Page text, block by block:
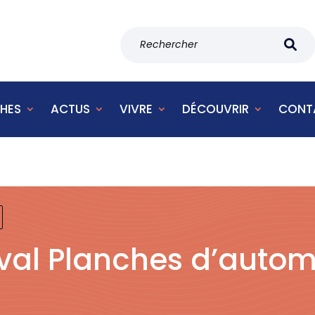
ACTUS VIVRE DÉCOUVRIR
Planches